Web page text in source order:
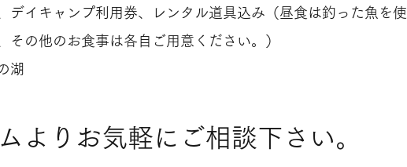
デイキャンプ利用券、レンタル道具込み（昼食は釣った魚を使
その他のお食事は各自ご用意ください。）
湖
よりお気軽にご相談下さい。